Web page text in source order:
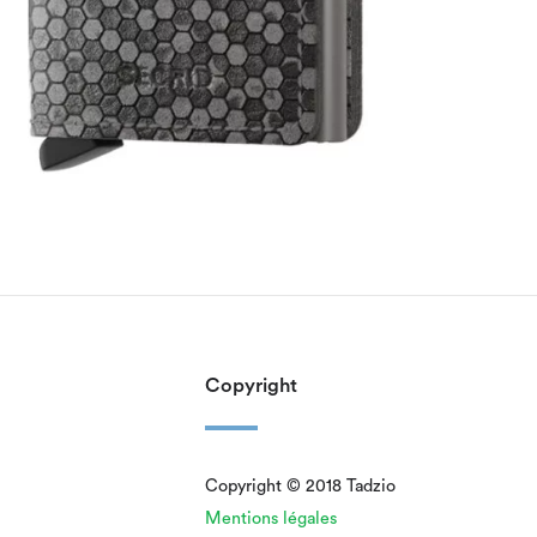
Copyright
Copyright © 2018 Tadzio
Mentions légales